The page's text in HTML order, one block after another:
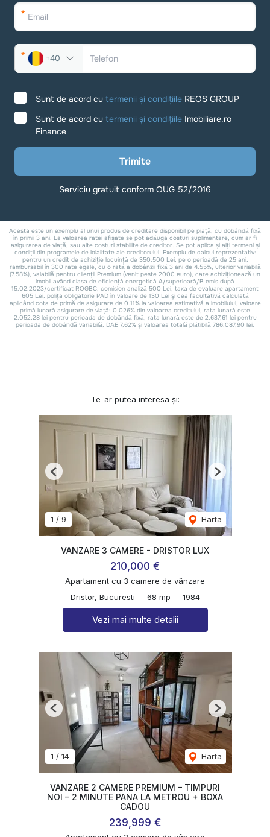
Te-ar putea interesa și:
1 / 9 Harta
Previous Next
VANZARE 3 CAMERE - DRISTOR LUX
210,000 €
Apartament cu 3 camere de vânzare
Dristor, Bucuresti
68 mp 1984
Vezi mai multe detalii
1 / 14 Harta
Previous Next
VANZARE 2 CAMERE PREMIUM – TIMPURI
NOI – 2 MINUTE PANA LA METROU + BOXA
CADOU
239,999 €